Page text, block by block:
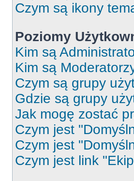
Czym są ikony
Poziomy
Kim są
Kim są
Czym są grupy
Gdzie są grupy
Jak mogę zostać
Czym jest
Czym jest
Czym jest link